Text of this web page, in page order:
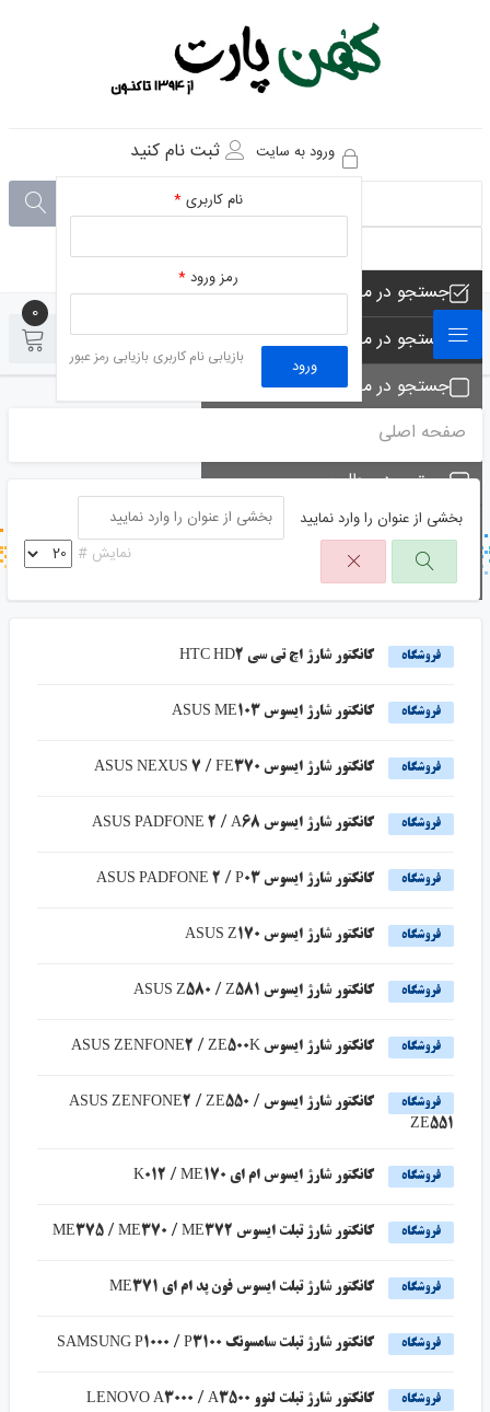
ورود به سایت
نام کاربری*
رمز ورود*
ورود بازیابی نام کاربری بازیابی رمز عبور
ثبت نام کنید
جستجو در مجموعه های فروشگاه
جستجو در محصولات فروشگاه
جستجو در مجموعه ها
جستجو - تماس ها
جستجو در مطلب
جستجو در خبر خوان
جستجو - برچسب ها
0
صفحه اصلی
بخشی از عنوان را وارد نمایید
نمایش #
فروشگاه کانکتور شارژ اچ تی سی HTC HD2
فروشگاه کانکتور شارژ ایسوس ASUS ME103
فروشگاه کانکتور شارژ ایسوس ASUS NEXUS 7 / FE370
فروشگاه کانکتور شارژ ایسوس ASUS PADFONE 2 / A68
فروشگاه کانکتور شارژ ایسوس ASUS PADFONE 2 / P03
فروشگاه کانکتور شارژ ایسوس ASUS Z170
فروشگاه کانکتور شارژ ایسوس ASUS Z580 / Z581
فروشگاه کانکتور شارژ ایسوس ASUS ZENFONE2 / ZE500K
فروشگاه
کانکتور شارژ ایسوس ASUS ZENFONE2 / ZE550 /
ZE551
فروشگاه کانکتور شارژ ایسوس ام ای K012 / ME170
فروشگاه کانکتور شارژ تبلت ایسوس ME375 / ME370 / ME372
فروشگاه کانکتور شارژ تبلت ایسوس فون پد ام ای ME371
فروشگاه کانکتور شارژ تبلت سامسونگ SAMSUNG P1000 / P3100
فروشگاه کانکتور شارژ تبلت لنوو LENOVO A3000 / A3500